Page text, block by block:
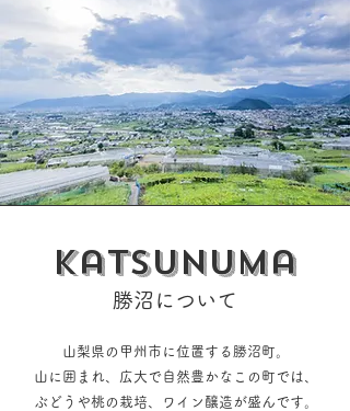
Katsunuma
勝沼について
山梨県の甲州市に位置する勝沼町。
山に囲まれ、広大で自然豊かなこの町では、
ぶどうや桃の栽培、ワイン醸造が盛んです。